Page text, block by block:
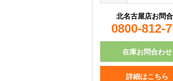
北名古屋店お問
0800-812-
在庫お問合わせ
詳細はこちら